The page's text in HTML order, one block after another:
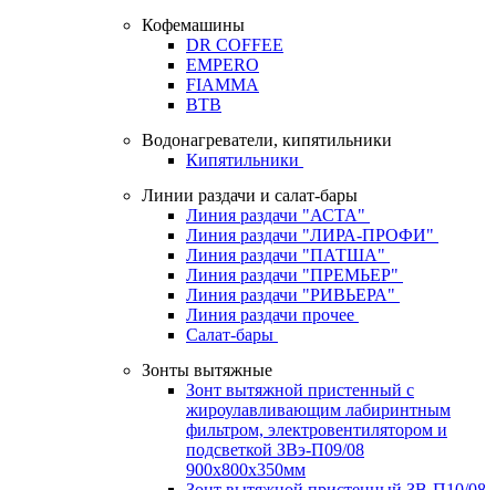
Кофемашины
DR COFFEE
EMPERO
FIAMMA
BTB
Водонагреватели, кипятильники
Кипятильники
Линии раздачи и салат-бары
Линия раздачи "АСТА"
Линия раздачи "ЛИРА-ПРОФИ"
Линия раздачи "ПАТША"
Линия раздачи "ПРЕМЬЕР"
Линия раздачи "РИВЬЕРА"
Линия раздачи прочее
Салат-бары
Зонты вытяжные
Зонт вытяжной пристенный с
жироулавливающим лабиринтным
фильтром, электровентилятором и
подсветкой ЗВэ-П09/08
900х800х350мм